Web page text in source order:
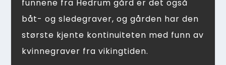
funnene fra Hedrum gård er det også
båt- og sledegraver, og gården har den
største kjente kontinuiteten med funn av
kvinnegraver fra vikingtiden.